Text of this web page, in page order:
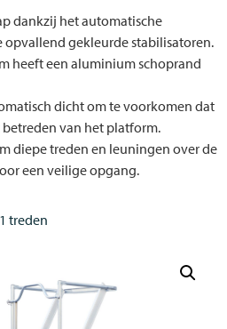
dankzij het automatische
opvallend gekleurde stabilisatoren.
heeft een aluminium schoprand
dicht om te voorkomen dat
van het platform.
diepe treden en leuningen over de
een veilige opgang.
treden